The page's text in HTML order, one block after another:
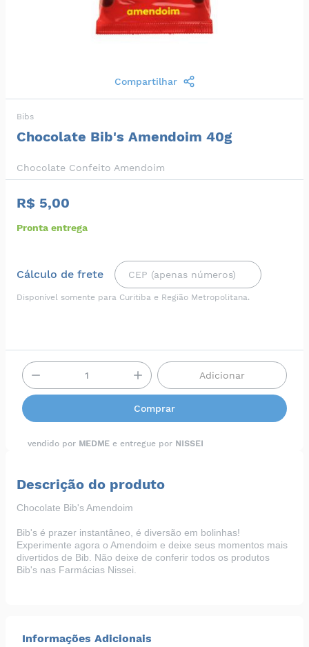
Compartilhar
Bibs
Chocolate Bib's Amendoim 40g
Chocolate Confeito Amendoim
R$ 5,00
Pronta entrega
Cálculo de frete
Disponível somente para Curitiba e Região Metropolitana.
Adicionar
Comprar
vendido por MEDME e entregue por NISSEI
Descrição do produto
Chocolate Bib's Amendoim
Bib's é prazer instantâneo, é diversão em bolinhas!
Experimente agora o Amendoim e deixe seus momentos mais
divertidos de Bib. Não deixe de conferir todos os produtos
Bib's nas Farmácias Nissei
Informações Adicionais